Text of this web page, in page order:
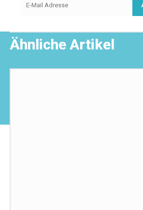
Ähnliche Artikel